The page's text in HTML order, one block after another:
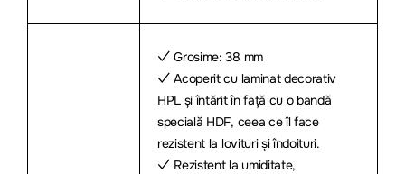
✓ Grosime: 38 mm
✓ Acoperit cu laminat decorativ
HPL și întărit în față cu o bandă
specială HDF, ceea ce îl face
rezistent la lovituri și îndoituri.
✓ Rezistent la umiditate,